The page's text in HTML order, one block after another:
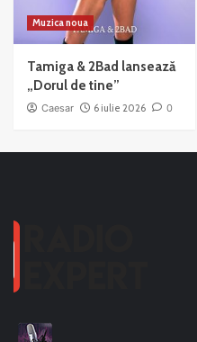
Muzica noua
Tamiga & 2Bad lansează
„Dorul de tine”
Caesar 6 iulie 2026 0